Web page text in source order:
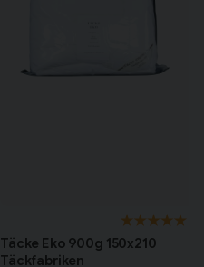
Täcke Eko 900g 150x210
Täckfabriken